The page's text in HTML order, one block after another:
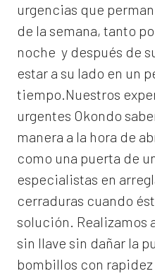
urgencias que
de la semana, tanto
noche y después de
estar a su lado en un
tiempo.Nuestros
urgentes Okondo
manera a la hora de
como una puerta de
especialistas en
cerraduras cuando
solución. Realizamos
sin llave sin dañar la
bombillos con